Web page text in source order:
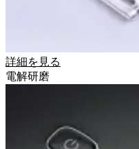
詳細を見る
電解研磨